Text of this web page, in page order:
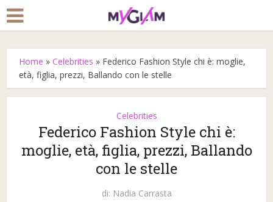
Home »Celebrities » Federico Fashion Style chi è: moglie,
età, figlia, prezzi, Ballando con le stelle
Celebrities
Federico Fashion Style chi è:
moglie, età, figlia, prezzi, Ballando
con le stelle
di: Nadia Carrasta